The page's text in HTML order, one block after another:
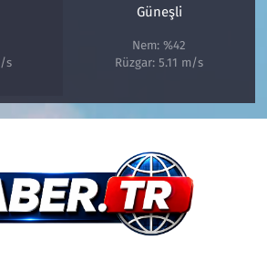
s
Güneşli
Nem: %42
Rüzgar: 5.11 m/s